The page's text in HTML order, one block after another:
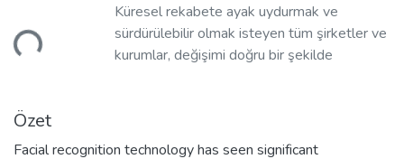
Küresel rekabete ayak uydurmak ve
sürdürülebilir olmak isteyen tüm şirketler ve
kurumlar, değişimi doğru bir şekilde
Özet
Facial recognition technology has seen significant